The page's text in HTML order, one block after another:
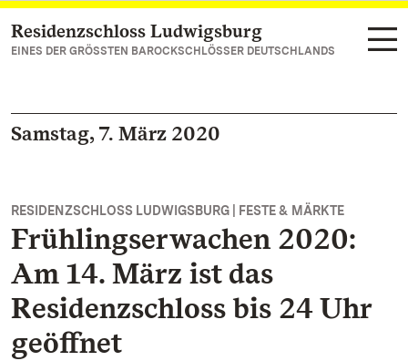
Zum Hauptinhalt springen
Residenzschloss Ludwigsburg
EINES DER GRÖSSTEN BAROCKSCHLÖSSER DEUTSCHLANDS
Samstag, 7. März 2020
RESIDENZSCHLOSS LUDWIGSBURG | FESTE & MÄRKTE
Frühlingserwachen 2020:
Am 14. März ist das
Residenzschloss bis 24 Uhr
geöffnet